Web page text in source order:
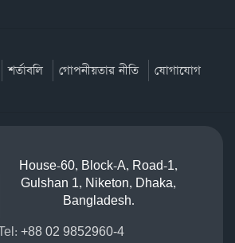
শর্তাবলি গোপনীয়তার নীতি যোগাযোগ
House-60, Block-A, Road-1,
Gulshan 1, Niketon, Dhaka,
Bangladesh.
+88 02 9852960-4